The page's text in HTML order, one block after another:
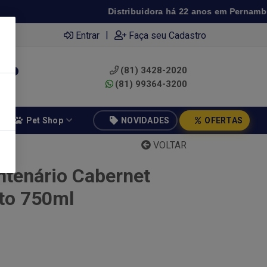
Distribuidora há 22 anos em
Entrar | Faça seu Cadastro
(81) 3428-2020
(81) 99364-3200
Pet Shop NOVIDADES OFERTAS
VOLTAR
Cabernet
750ml